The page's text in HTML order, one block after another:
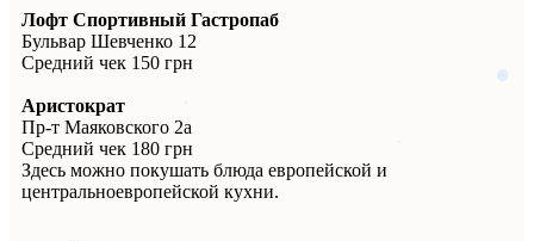
Лофт Спортивный Гастропаб
Бульвар Шевченко 12
Средний чек 150 грн
Аристократ
Пр-т Маяковского 2а
Средний чек 180 грн
Здесь можно покушать блюда европейской и
центральноевропейской кухни.